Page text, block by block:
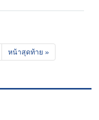
หน้าสุดท้าย »